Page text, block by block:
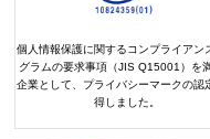
個人情報保護に関するコンプライアン
グラムの要求事項（JIS Q15001）を
企業として、プライバシーマークの認
得しました。